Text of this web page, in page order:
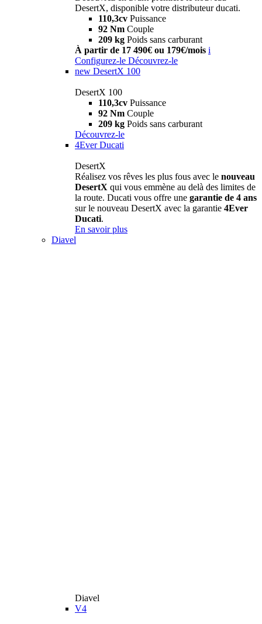
DesertX, disponible votre distributeur ducati.
110,3cv Puissance
92 Nm Couple
209 kg Poids sans carburant
À partir de 17 490€ ou 179€/mois i
Configurez-le Découvrez-le
new DesertX 100
DesertX 100
110,3cv Puissance
92 Nm Couple
209 kg Poids sans carburant
Découvrez-le
4Ever Ducati
DesertX
Réalisez vos rêves les plus fous avec le nouveau
DesertX qui vous emmène au delà des limites de
la route. Ducati vous offre une garantie de 4 ans
sur le nouveau DesertX avec la garantie 4Ever
Ducati.
En savoir plus
Diavel
Diavel
V4